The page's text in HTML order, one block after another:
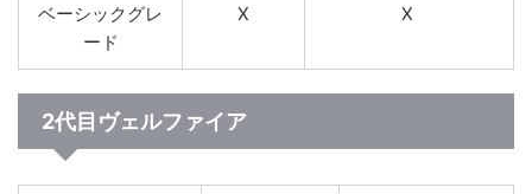
ベーシックグレ
ード
X X
2代目ヴェルファイア